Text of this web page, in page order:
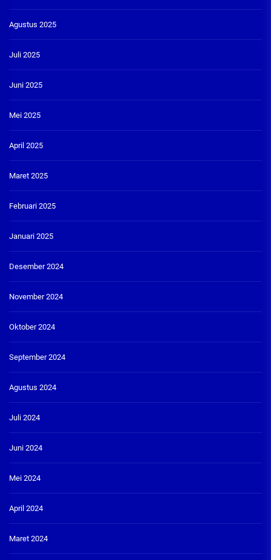
Agustus 2025
Juli 2025
Juni 2025
Mei 2025
April 2025
Maret 2025
Februari 2025
Januari 2025
Desember 2024
November 2024
Oktober 2024
September 2024
Agustus 2024
Juli 2024
Juni 2024
Mei 2024
April 2024
Maret 2024